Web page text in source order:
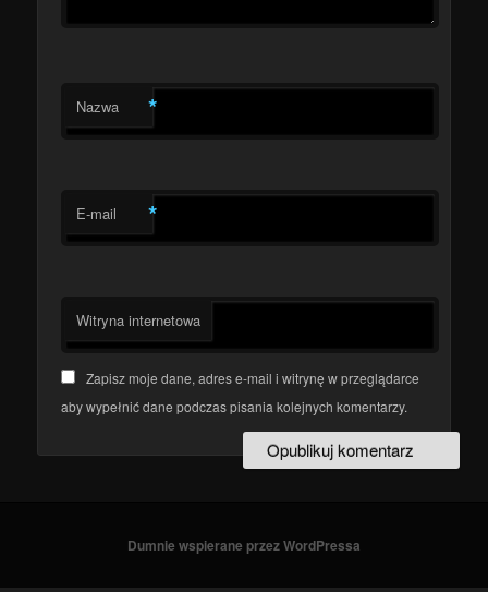
Nazwa *
E-mail *
Witryna internetowa
Zapisz moje dane, adres e-mail i witrynę w przeglądarce
aby wypełnić dane podczas pisania kolejnych komentarzy.
Dumnie wspierane przez WordPressa